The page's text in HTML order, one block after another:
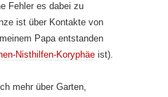
Fehler es dabei zu
ist über Kontakte von
Papa entstanden
Nisthilfen-Koryphäe ist).
mehr über Garten,